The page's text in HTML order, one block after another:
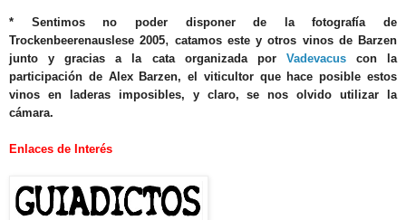
* Sentimos no poder disponer de la fotografía de
Trockenbeerenauslese 2005, catamos este y otros vinos de Barzen
junto y gracias a la cata organizada por Vadevacus con la
participación de Alex Barzen, el viticultor que hace posible estos
vinos en laderas imposibles, y claro, se nos olvido utilizar la
cámara.
Enlaces de Interés